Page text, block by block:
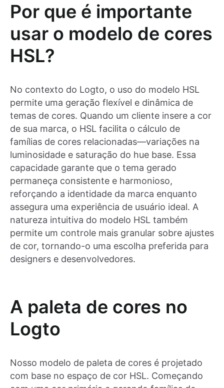
Por que é importante
usar o modelo de cores
HSL?
No contexto do Logto, o uso do modelo HSL
permite uma geração flexível e dinâmica de
temas de cores. Quando um cliente insere a cor
de sua marca, o HSL facilita o cálculo de
famílias de cores relacionadas—variações na
luminosidade e saturação do hue base. Essa
capacidade garante que o tema gerado
permaneça consistente e harmonioso,
reforçando a identidade da marca enquanto
assegura uma experiência de usuário ideal. A
natureza intuitiva do modelo HSL também
permite um controle mais granular sobre ajustes
de cor, tornando-o uma escolha preferida para
designers e desenvolvedores.
A paleta de cores no
Logto
Nosso modelo de paleta de cores é projetado
com base no espaço de cor HSL. Começando